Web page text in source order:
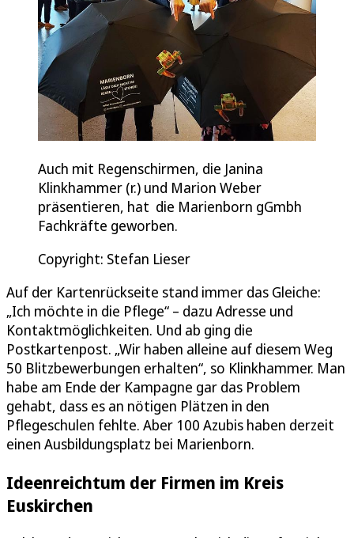
Auch mit Regenschirmen, die Janina
Klinkhammer (r.) und Marion Weber
präsentieren, hat die Marienborn gGmbh
Fachkräfte geworben.
Copyright: Stefan Lieser
Auf der Kartenrückseite stand immer das Gleiche:
„Ich möchte in die Pflege“ – dazu Adresse und
Kontaktmöglichkeiten. Und ab ging die
Postkartenpost. „Wir haben alleine auf diesem Weg
50 Blitzbewerbungen erhalten“, so Klinkhammer. Man
habe am Ende der Kampagne gar das Problem
gehabt, dass es an nötigen Plätzen in den
Pflegeschulen fehlte. Aber 100 Azubis haben derzeit
einen Ausbildungsplatz bei Marienborn.
Ideenreichtum der Firmen im Kreis
Euskirchen